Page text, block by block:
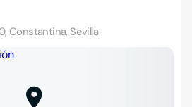
Constantina, Sevilla